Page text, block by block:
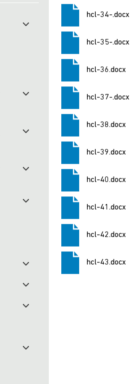
hcl-34-.docx
hcl-35-.docx
hcl-36.docx
hcl-37-.docx
hcl-38.docx
hcl-39.docx
hcl-40.docx
hcl-41.docx
hcl-42.docx
hcl-43.docx